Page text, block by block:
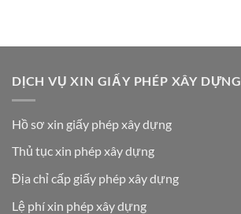
DỊCH VỤ XIN GIẤY PHÉP XÂY DỰNG
Hồ sơ xin giấy phép xây dựng
Thủ tục xin phép xây dựng
Địa chỉ cấp giấy phép xây dựng
Lệ phí xin phép xây dựng